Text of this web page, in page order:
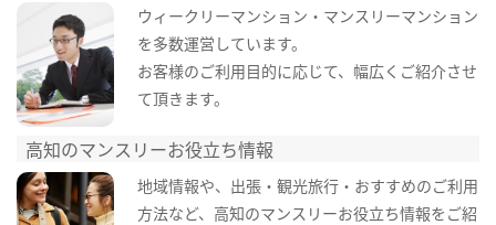
ウィークリーマンション・マンスリーマンション
を多数運営しています。
お客様のご利用目的に応じて、幅広くご紹介させ
て頂きます。
高知のマンスリーお役立ち情報
地域情報や、出張・観光旅行・おすすめのご利用
方法など、高知のマンスリーお役立ち情報をご紹